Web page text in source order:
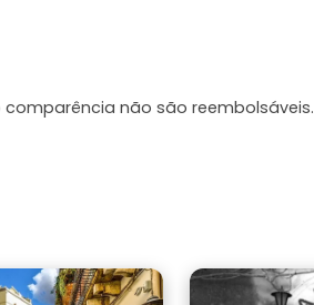
não são reembolsáveis.